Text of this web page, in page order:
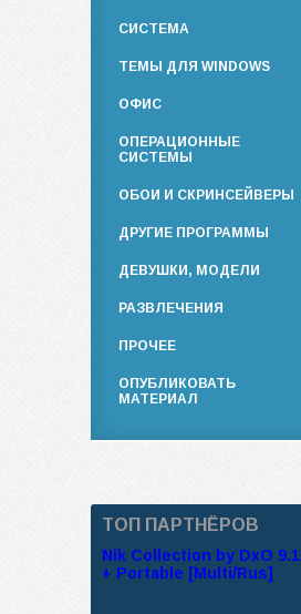
СИСТЕМА
ТЕМЫ ДЛЯ WINDOWS
ОФИС
ОПЕРАЦИОННЫЕ
СИСТЕМЫ
ОБОИ И СКРИНСЕЙВЕРЫ
ДРУГИЕ ПРОГРАММЫ
ДЕВУШКИ, МОДЕЛИ
РАЗВЛЕЧЕНИЯ
ПРОЧЕЕ
ОПУБЛИКОВАТЬ
МАТЕРИАЛ
ТОП ПАРТНЁРОВ
Nik Collection by DxO
+ Portable [Multi/Rus]